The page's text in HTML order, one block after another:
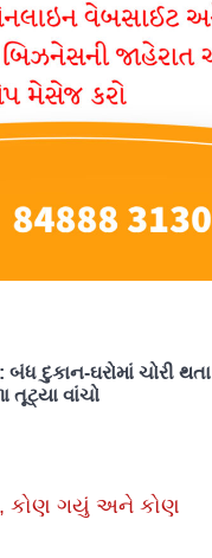
દુકાન-ઘરોમાં ચોરી થતા
તૂટ્યા વાંચો
કોણ ગયું અને કોણ